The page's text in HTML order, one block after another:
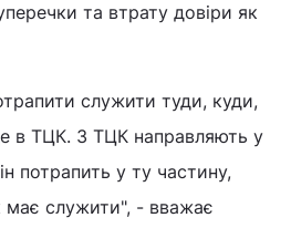
та втрату довіри як
служити туди, куди,
в ТЦК. З ТЦК направляють у
потрапить у ту частину,
має служити", - вважає